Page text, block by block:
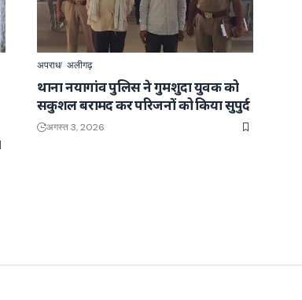
अपराध अलीगढ़
थाना नयागांव पुलिस ने गुमशुदा युवक को
सकुशल बरामद कर परिजनों को किया सुपुर्द
अगस्त 3, 2026